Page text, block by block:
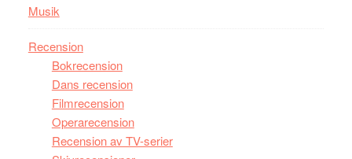
Musik
Recension
Bokrecension
Dans recension
Filmrecension
Operarecension
Recension av TV-serier